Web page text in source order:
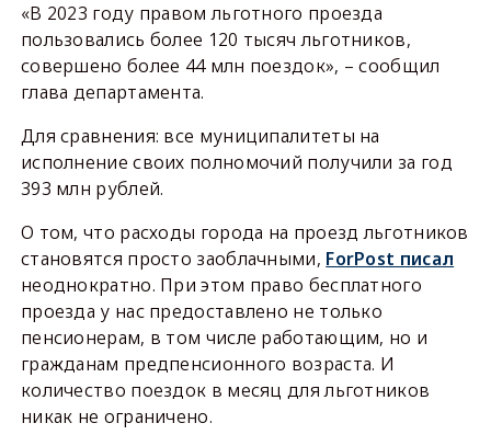
«В 2023 году правом льготного проезда
пользовались более 120 тысяч льготников,
совершено более 44 млн поездок», – сообщил
глава департамента.
Для сравнения: все муниципалитеты на
исполнение своих полномочий получили за год
393 млн рублей.
О том, что расходы города на проезд льготников
становятся просто заоблачными, ForPost писал
неоднократно. При этом право бесплатного
проезда у нас предоставлено не только
пенсионерам, в том числе работающим, но и
гражданам предпенсионного возраста. И
количество поездок в месяц для льготников
никак не ограничено.